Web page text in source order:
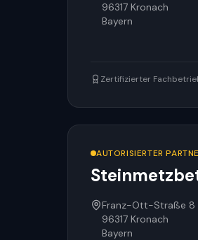
96317 Kronach
Bayern
Zertifizierter
AUTORISIERTER
Franz-Ott-Straße 8
96317 Kronach
Bayern